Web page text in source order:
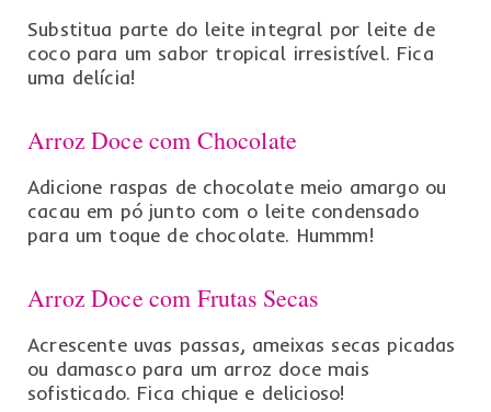
Substitua parte do leite integral por leite de
coco para um sabor tropical irresistível. Fica
uma delícia!
Arroz Doce com Chocolate
Adicione raspas de chocolate meio amargo ou
cacau em pó junto com o leite condensado
para um toque de chocolate. Hummm!
Arroz Doce com Frutas Secas
Acrescente uvas passas, ameixas secas picadas
ou damasco para um arroz doce mais
sofisticado. Fica chique e delicioso!